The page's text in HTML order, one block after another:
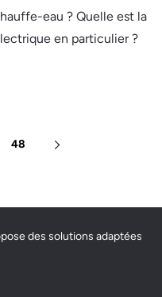
eau ? Quelle est la
en particulier ?
48
Page suivante
des solutions adaptées